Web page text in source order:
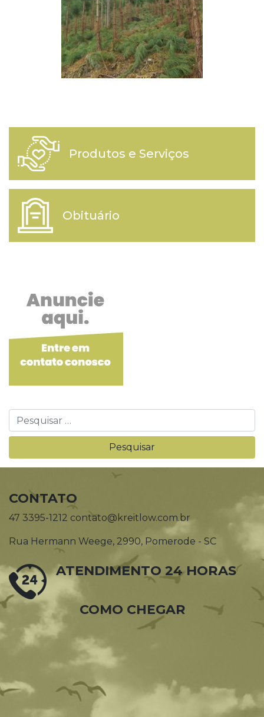
Produtos e Serviços
Obituário
CONTATO
47 3395-1212 contato@kreitlow.com.br
Rua Hermann Weege, 2990, Pomerode - SC
ATENDIMENTO 24 HORAS
COMO CHEGAR